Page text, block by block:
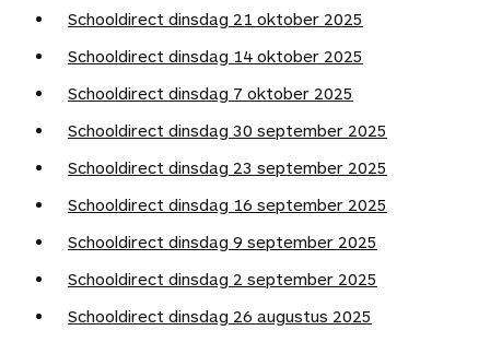
Schooldirect dinsdag 21 oktober 2025
Schooldirect dinsdag 14 oktober 2025
Schooldirect dinsdag 7 oktober 2025
Schooldirect dinsdag 30 september 2025
Schooldirect dinsdag 23 september 2025
Schooldirect dinsdag 16 september 2025
Schooldirect dinsdag 9 september 2025
Schooldirect dinsdag 2 september 2025
Schooldirect dinsdag 26 augustus 2025